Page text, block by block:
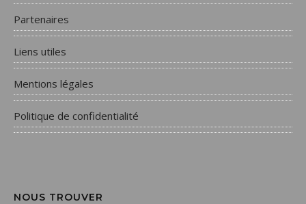
Partenaires
Liens utiles
Mentions légales
Politique de confidentialité
NOUS TROUVER